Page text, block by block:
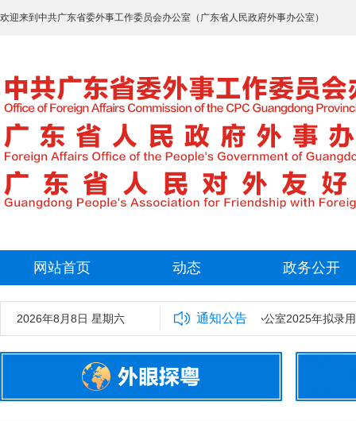
欢迎来到中共广东省委外事工作委员会办公室（广东省人民政府外事办公室）
网站首页 动态 政务公开
2026年8月8日 星期六 通知公告
中共广东省委外事工作委员会办公室2025年拟录用工